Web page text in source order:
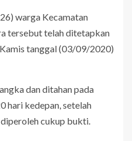
warga Kecamatan
tersebut telah ditetapkan
tanggal (03/09/2020)
dan ditahan pada
hari kedepan, setelah
cukup bukti.